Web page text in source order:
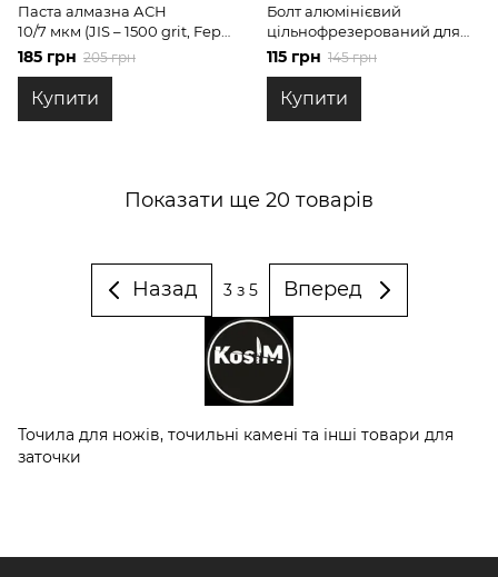
Паста алмазна АСН
10/7 мкм (JIS – 1500 grit, Fepa
F - 600) НОМГ, 40 гр
185 грн 205 грн
Купити
Болт алюмінієвий
цільнофрезерований для
затискачів 1шт
115 грн 145 грн
Купити
Показати ще 20 товарів
Назад 3з 5 Вперед
Точила для ножів, точильні камені та інші товари для
заточки